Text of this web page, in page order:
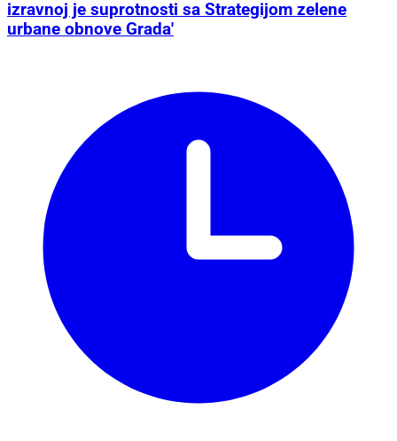
izravnoj je suprotnosti sa Strategijom zelene
urbane obnove Grada'